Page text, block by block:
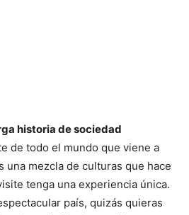
historia de sociedad
de todo el mundo que viene a
una mezcla de culturas que hace
tenga una experiencia única.
país, quizás quieras